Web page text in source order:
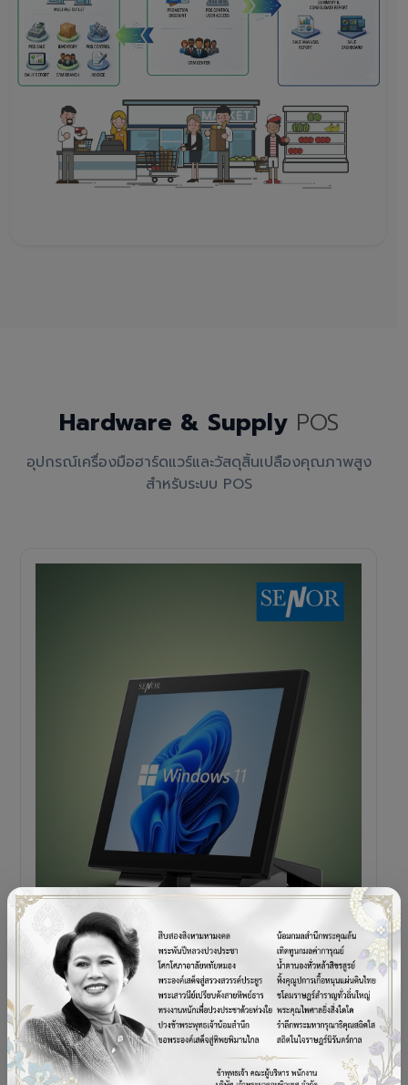
Hardware & Supply POS
อุปกรณ์เครื่องมือฮาร์ดแวร์และวัสดุสิ้นเปลืองคุณภาพสูง
สำหรับระบบ POS
POS TERMINAL
SENOR V+5s
เครื่อง POS All-in-One Touch Screen ดีไซน์พรีเมียม